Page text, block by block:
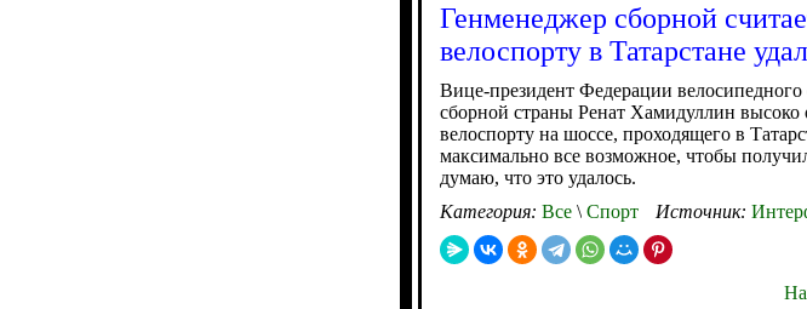
Генменеджер сборной
велоспорту в Татарстане
Вице-президент Федерации
сборной страны Ренат Хамидуллин
велоспорту на шоссе, проходящего в
максимально все возможное, чтобы
думаю, что это удалось.
Категория: Все \ Спорт Источник: